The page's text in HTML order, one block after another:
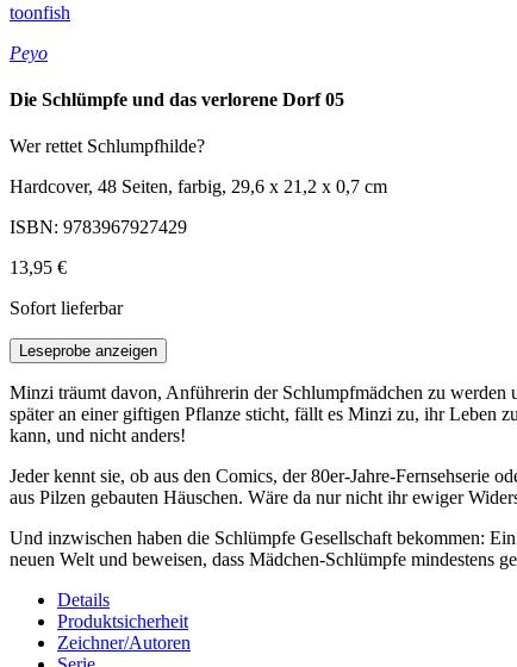
toonfish
Peyo
Die Schlümpfe und das verlorene Dorf 05
Wer rettet Schlumpfhilde?
Hardcover, 48 Seiten, farbig, 29,6 x 21,2 x 0,7 cm
ISBN: 9783967927429
13,95 €
Sofort lieferbar
Leseprobe anzeigen
Minzi träumt davon, Anführerin der Schlumpfmädchen zu
später an einer giftigen Pflanze sticht, fällt es Minzi zu, ihr Leben
kann, und nicht anders!
Jeder kennt sie, ob aus den Comics, der 80er-Jahre-
aus Pilzen gebauten Häuschen. Wäre da nur nicht ihr ewiger
Und inzwischen haben die Schlümpfe Gesellschaft bekommen:
neuen Welt und beweisen, dass Mädchen-Schlümpfe mindestens
Details
Produktsicherheit
Zeichner/Autoren